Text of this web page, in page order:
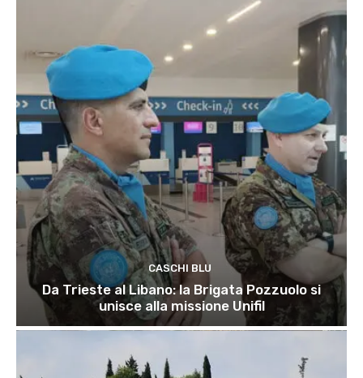
CASCHI BLU
Da Trieste al Libano: la Brigata Pozzuolo si
unisce alla missione Unifil